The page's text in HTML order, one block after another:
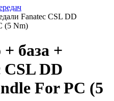
Fanatec CSL DD
(5 Nm)
база +
CSL DD
For PC (5